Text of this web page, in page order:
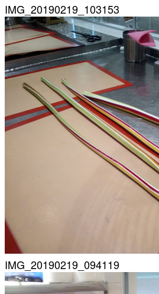
IMG_20190219_103153
IMG_20190219_094119